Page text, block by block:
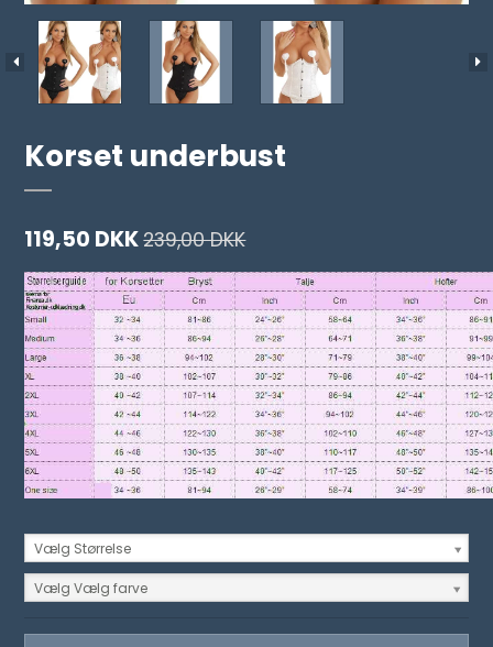
Korset underbust
119,50 DKK239,00 DKK
Vælg Størrelse
Vælg Vælg farve